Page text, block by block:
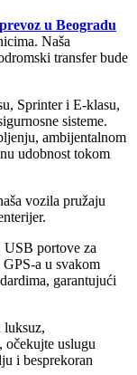
u Beogradu
Naša
transfer bude
Sprinter i E-klasu,
sisteme.
ambijentalnom
udobnost tokom
vozila pružaju
portove za
a u svakom
garantujući
luksuz,
očekujte uslugu
i besprekoran